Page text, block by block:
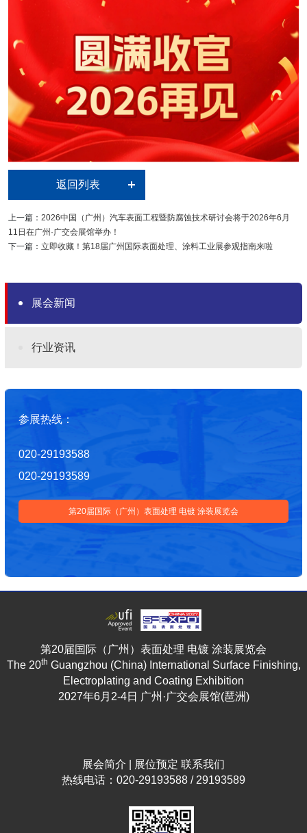
返回列表
上一篇：2026中国（广州）汽车表面工程暨防腐蚀技术研讨会将于2026年6月
11日在广州·广交会展馆举办！
下一篇：立即收藏！第18届广州国际表面处理、涂料工业展参观指南来啦
展会新闻
行业资讯
参展热线：
020-29193588
020-29193589
第20届国际（广州）表面处理 电镀 涂装展览会
第20届国际（广州）表面处理 电镀 涂装展览会
The 20th Guangzhou (China) International Surface Finishing,
Electroplating and Coating Exhibition
2027年6月2-4日 广州·广交会展馆(琶洲)
展会简介 展位预定 联系我们
热线电话：020-29193588 / 29193589